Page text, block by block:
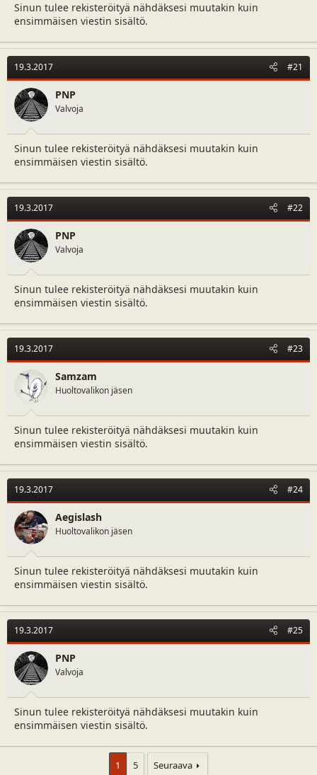
Sinun tulee rekisteröityä nähdäksesi muutakin kuin
ensimmäisen viestin sisältö.
19.3.2017 #21
PNP
Valvoja
Sinun tulee rekisteröityä nähdäksesi muutakin kuin
ensimmäisen viestin sisältö.
19.3.2017 #22
PNP
Valvoja
Sinun tulee rekisteröityä nähdäksesi muutakin kuin
ensimmäisen viestin sisältö.
19.3.2017 #23
Samzam
Huoltovalikon jäsen
Sinun tulee rekisteröityä nähdäksesi muutakin kuin
ensimmäisen viestin sisältö.
19.3.2017 #24
Aegislash
Huoltovalikon jäsen
Sinun tulee rekisteröityä nähdäksesi muutakin kuin
ensimmäisen viestin sisältö.
19.3.2017 #25
PNP
Valvoja
Sinun tulee rekisteröityä nähdäksesi muutakin kuin
ensimmäisen viestin sisältö.
1 5 Seuraava